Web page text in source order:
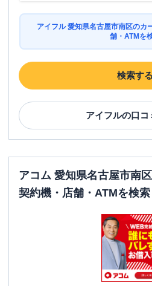
アイフル 愛知県名古屋市南区のカ
舗・ATMを
検索する
アイフルの口コ
アコム 愛知県名古屋市南
契約機・店舗・ATMを検索